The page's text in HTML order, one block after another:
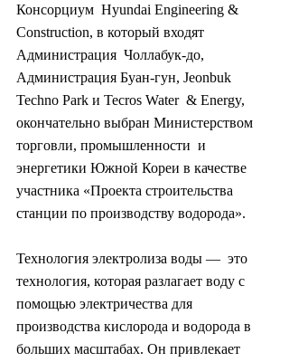
Консорциум  Hyundai Engineering &
Construction, в который входят
Администрация  Чоллабук-до,
Администрация Буан-гун, Jeonbuk
Techno Park и Tecros Water  & Energy,
окончательно выбран Министерством
торговли, промышленности  и
энергетики Южной Кореи в качестве
участника «Проекта строительства
станции по производству водорода».
Технология электролиза воды —  это
технология, которая разлагает воду с
помощью электричества для
производства кислорода и водорода в
больших масштабах. Он привлекает